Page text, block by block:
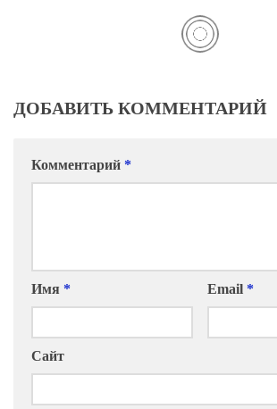
ДОБАВИТЬ КОММЕНТАРИЙ
Комментарий *
Имя * Email *
Сайт